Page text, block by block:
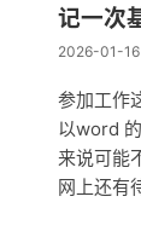
记一次
2026-01-16
参加工作
以word
来说可能
网上还有